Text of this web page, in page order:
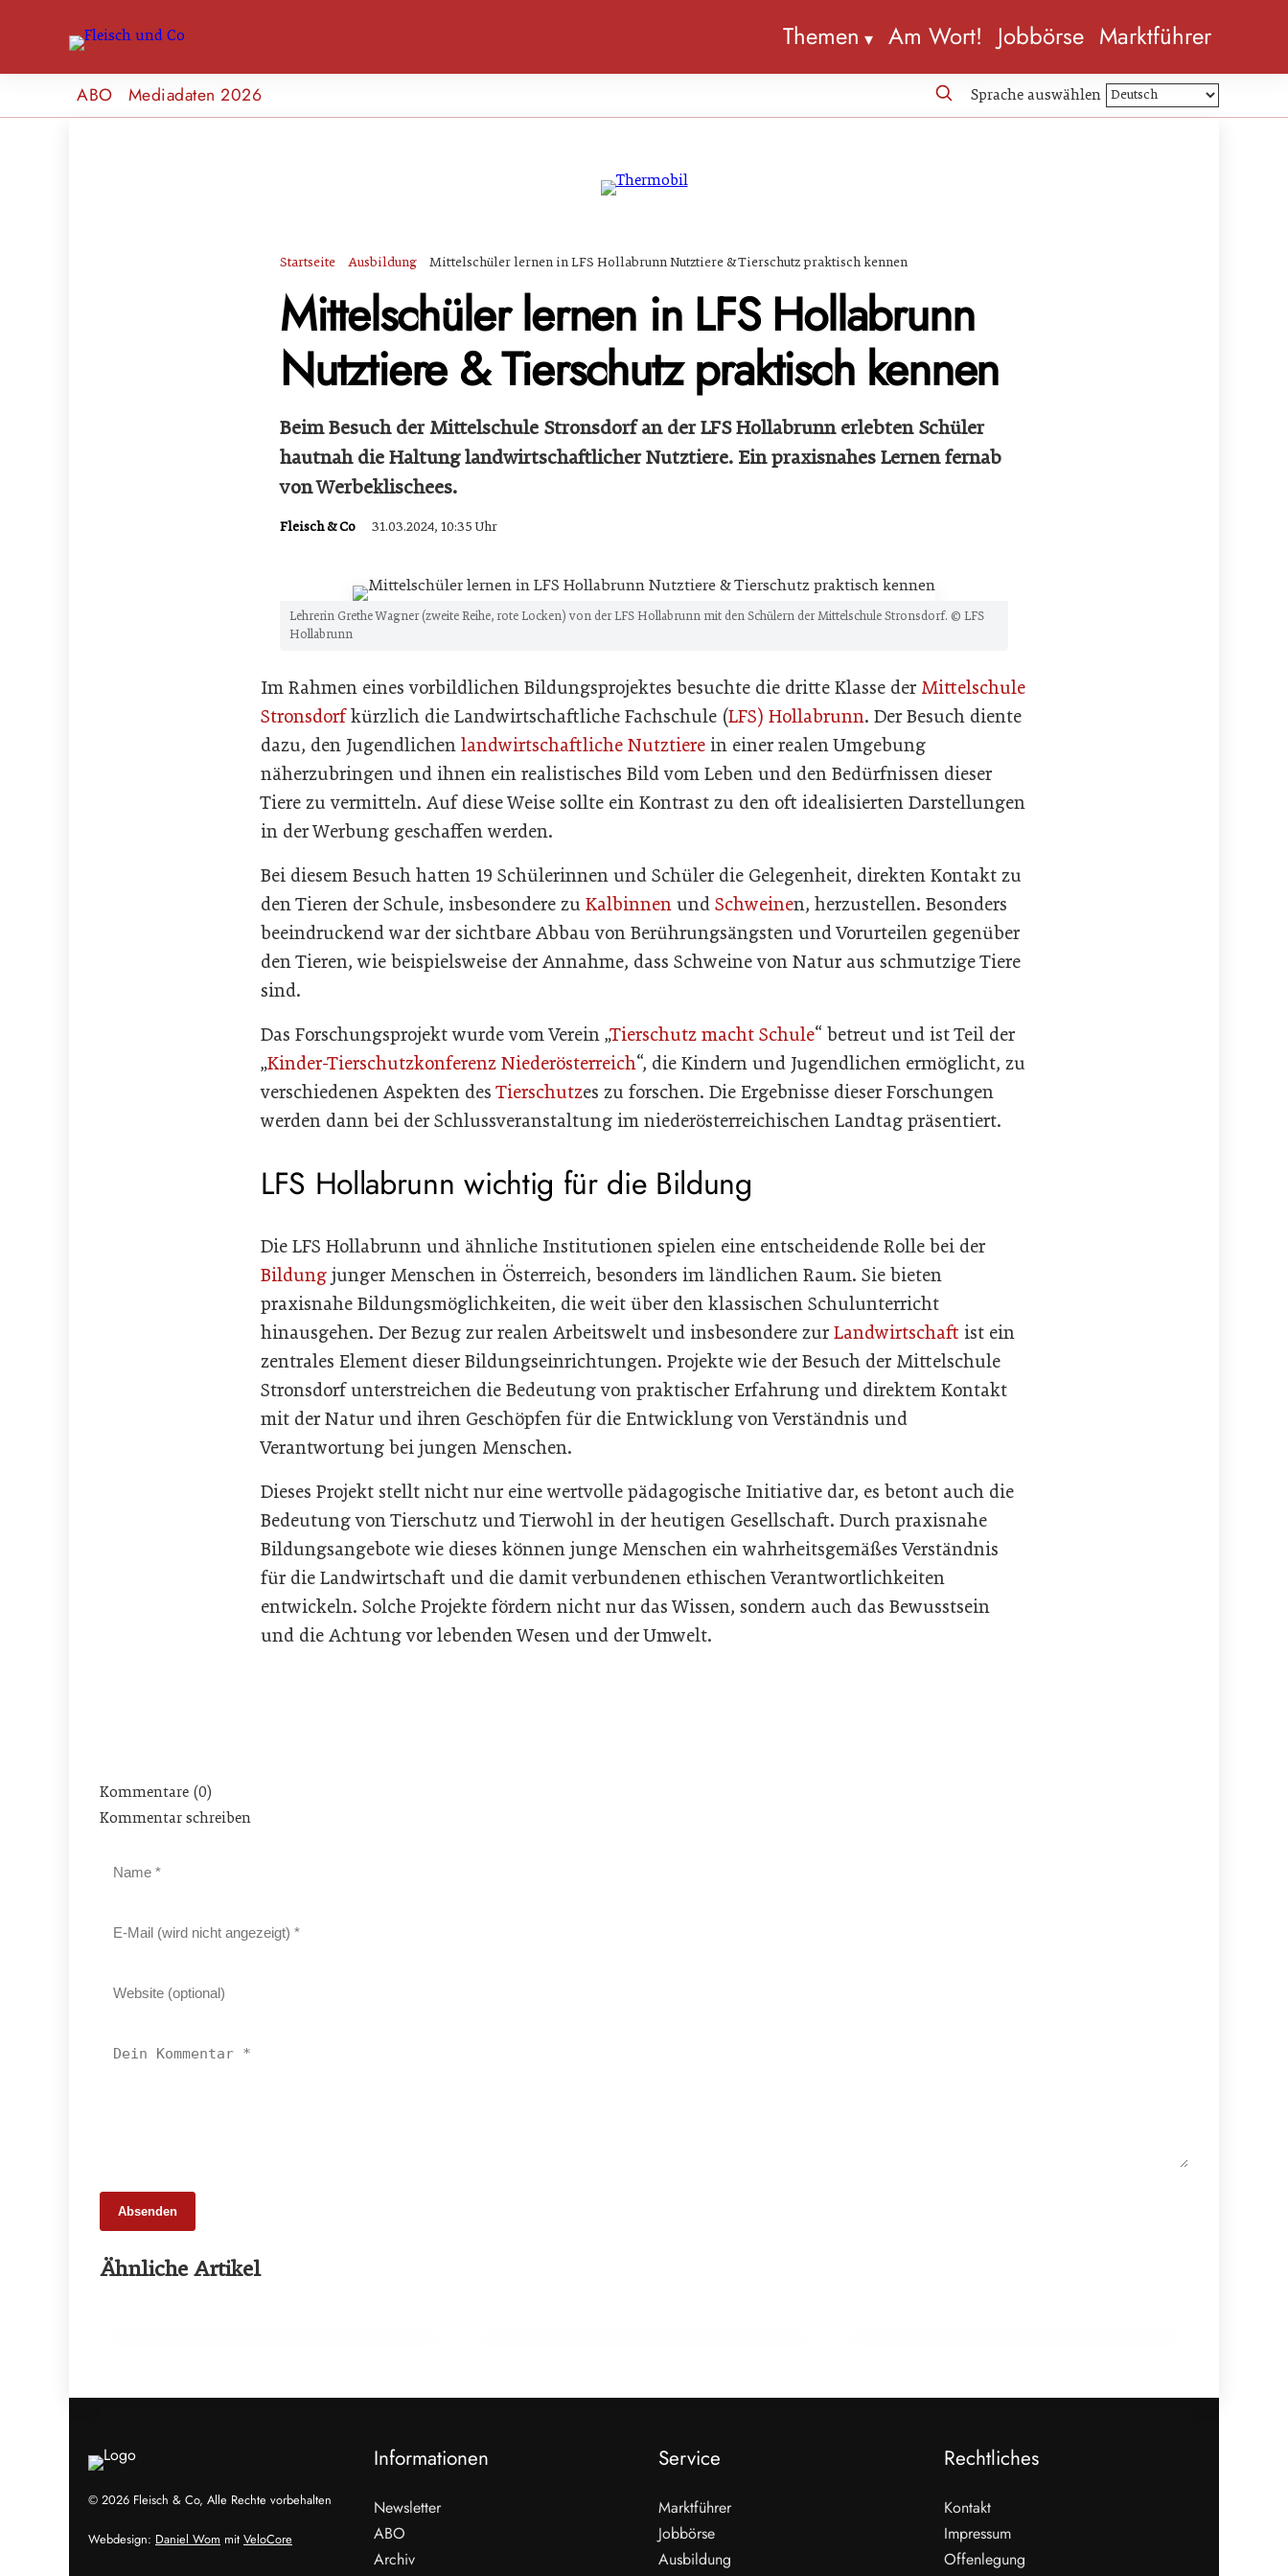
Themen Am Wort! Jobbörse Marktführer
ABO Mediadaten 2026 Sprache auswählen
Startseite Ausbildung Mittelschüler lernen in LFS Hollabrunn Nutztiere & Tierschutz praktisch kennen
Mittelschüler lernen in LFS Hollabrunn
Nutztiere & Tierschutz praktisch kennen
Beim Besuch der Mittelschule Stronsdorf an der LFS Hollabrunn erlebten Schüler
hautnah die Haltung landwirtschaftlicher Nutztiere. Ein praxisnahes Lernen fernab
von Werbeklischees.
Fleisch & Co 31.03.2024, 10:35 Uhr
Lehrerin Grethe Wagner (zweite Reihe, rote Locken) von der LFS Hollabrunn mit den Schülern der Mittelschule Stronsdorf. © LFS
Hollabrunn
Im Rahmen eines vorbildlichen Bildungsprojektes besuchte die dritte Klasse der Mittelschule
Stronsdorfkürzlich die Landwirtschaftliche Fachschule (LFS) Hollabrunn. Der Besuch diente
dazu, den Jugendlichen landwirtschaftliche Nutztiere in einer realen Umgebung
näherzubringen und ihnen ein realistisches Bild vom Leben und den Bedürfnissen dieser
Tiere zu vermitteln. Auf diese Weise sollte ein Kontrast zu den oft idealisierten Darstellungen
in der Werbung geschaffen werden.
Bei diesem Besuch hatten 19 Schülerinnen und Schüler die Gelegenheit, direkten Kontakt zu
den Tieren der Schule, insbesondere zu Kalbinnen und Schweinen, herzustellen. Besonders
beeindruckend war der sichtbare Abbau von Berührungsängsten und Vorurteilen gegenüber
den Tieren, wie beispielsweise der Annahme, dass Schweine von Natur aus schmutzige Tiere
sind.
Das Forschungsprojekt wurde vom Verein „Tierschutz macht Schule“ betreut und ist Teil der
„Kinder-Tierschutzkonferenz Niederösterreich“, die Kindern und Jugendlichen ermöglicht, zu
verschiedenen Aspekten desTierschutzes zu forschen. Die Ergebnisse dieser Forschungen
werden dann bei der Schlussveranstaltung im niederösterreichischen Landtag präsentiert.
LFS Hollabrunn wichtig für die Bildung
Die LFS Hollabrunn und ähnliche Institutionen spielen eine entscheidende Rolle bei der
Bildung junger Menschen in Österreich, besonders im ländlichen Raum. Sie bieten
praxisnahe Bildungsmöglichkeiten, die weit über den klassischen Schulunterricht
hinausgehen. Der Bezug zur realen Arbeitswelt und insbesondere zur Landwirtschaft ist ein
zentrales Element dieser Bildungseinrichtungen. Projekte wie der Besuch der Mittelschule
Stronsdorf unterstreichen die Bedeutung von praktischer Erfahrung und direktem Kontakt
mit der Natur und ihren Geschöpfen für die Entwicklung von Verständnis und
Verantwortung bei jungen Menschen.
Dieses Projekt stellt nicht nur eine wertvolle pädagogische Initiative dar, es betont auch die
Bedeutung von Tierschutz und Tierwohl in der heutigen Gesellschaft. Durch praxisnahe
Bildungsangebote wie dieses können junge Menschen ein wahrheitsgemäßes Verständnis
für die Landwirtschaft und die damit verbundenen ethischen Verantwortlichkeiten
entwickeln. Solche Projekte fördern nicht nur das Wissen, sondern auch das Bewusstsein
und die Achtung vor lebenden Wesen und der Umwelt.
Kommentare (0)
Kommentar schreiben
Absenden
Ähnliche Artikel
Metzgersprung begeistert 2.000
WEITERLESEN
© 2026 Fleisch & Co, Alle Rechte vorbehalten
Webdesign: Daniel Wom mit VeloCore
Informationen
Newsletter
ABO
Archiv
Service
Marktführer
Jobbörse
Ausbildung
Rechtliches
Kontakt
Impressum
Offenlegung